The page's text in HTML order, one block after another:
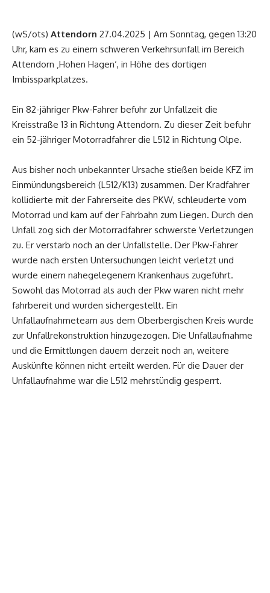
(wS/ots) Attendorn 27.04.2025 | Am Sonntag, gegen 13:20
Uhr, kam es zu einem schweren Verkehrsunfall im Bereich
Attendorn ‚Hohen Hagen‘, in Höhe des dortigen
Imbissparkplatzes.
Ein 82-jähriger Pkw-Fahrer befuhr zur Unfallzeit die
Kreisstraße 13 in Richtung Attendorn. Zu dieser Zeit befuhr
ein 52-jähriger Motorradfahrer die L512 in Richtung Olpe.
Aus bisher noch unbekannter Ursache stießen beide KFZ im
Einmündungsbereich (L512/K13) zusammen. Der Kradfahrer
kollidierte mit der Fahrerseite des PKW, schleuderte vom
Motorrad und kam auf der Fahrbahn zum Liegen. Durch den
Unfall zog sich der Motorradfahrer schwerste Verletzungen
zu. Er verstarb noch an der Unfallstelle. Der Pkw-Fahrer
wurde nach ersten Untersuchungen leicht verletzt und
wurde einem nahegelegenem Krankenhaus zugeführt.
Sowohl das Motorrad als auch der Pkw waren nicht mehr
fahrbereit und wurden sichergestellt. Ein
Unfallaufnahmeteam aus dem Oberbergischen Kreis wurde
zur Unfallrekonstruktion hinzugezogen. Die Unfallaufnahme
und die Ermittlungen dauern derzeit noch an, weitere
Auskünfte können nicht erteilt werden. Für die Dauer der
Unfallaufnahme war die L512 mehrstündig gesperrt.